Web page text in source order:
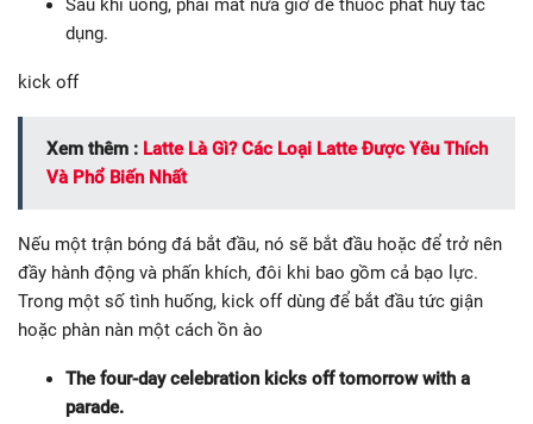
Sau khi uống, phải mất nửa giờ để thuốc phát huy tác
dụng.
kick off
Xem thêm : Latte Là Gì? Các Loại Latte Được Yêu Thích
Và Phổ Biến Nhất
Nếu một trận bóng đá bắt đầu, nó sẽ bắt đầu hoặc để trở nên
đầy hành động và phấn khích, đôi khi bao gồm cả bạo lực.
Trong một số tình huống, kick off dùng để bắt đầu tức giận
hoặc phàn nàn một cách ồn ào
The four-day celebration kicks off tomorrow with a
parade.